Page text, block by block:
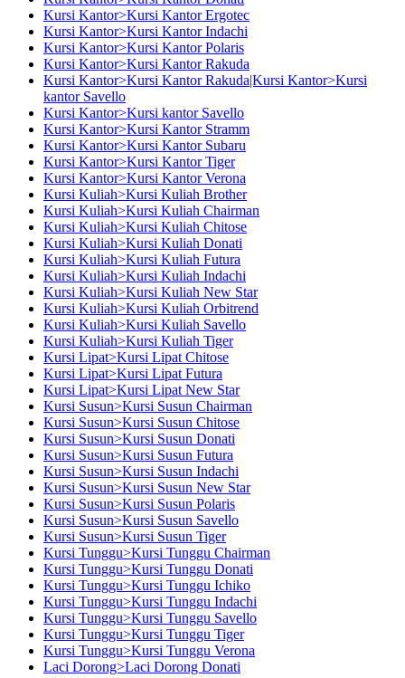
Kursi Kantor>Kursi Kantor Ergotec
Kursi Kantor>Kursi Kantor Indachi
Kursi Kantor>Kursi Kantor Polaris
Kursi Kantor>Kursi Kantor Rakuda
Kursi Kantor>Kursi Kantor Rakuda|Kursi Kantor>Kursi
kantor Savello
Kursi Kantor>Kursi kantor Savello
Kursi Kantor>Kursi Kantor Stramm
Kursi Kantor>Kursi Kantor Subaru
Kursi Kantor>Kursi Kantor Tiger
Kursi Kantor>Kursi Kantor Verona
Kursi Kuliah>Kursi Kuliah Brother
Kursi Kuliah>Kursi Kuliah Chairman
Kursi Kuliah>Kursi Kuliah Chitose
Kursi Kuliah>Kursi Kuliah Donati
Kursi Kuliah>Kursi Kuliah Futura
Kursi Kuliah>Kursi Kuliah Indachi
Kursi Kuliah>Kursi Kuliah New Star
Kursi Kuliah>Kursi Kuliah Orbitrend
Kursi Kuliah>Kursi Kuliah Savello
Kursi Kuliah>Kursi Kuliah Tiger
Kursi Lipat>Kursi Lipat Chitose
Kursi Lipat>Kursi Lipat Futura
Kursi Lipat>Kursi Lipat New Star
Kursi Susun>Kursi Susun Chairman
Kursi Susun>Kursi Susun Chitose
Kursi Susun>Kursi Susun Donati
Kursi Susun>Kursi Susun Futura
Kursi Susun>Kursi Susun Indachi
Kursi Susun>Kursi Susun New Star
Kursi Susun>Kursi Susun Polaris
Kursi Susun>Kursi Susun Savello
Kursi Susun>Kursi Susun Tiger
Kursi Tunggu>Kursi Tunggu Chairman
Kursi Tunggu>Kursi Tunggu Donati
Kursi Tunggu>Kursi Tunggu Ichiko
Kursi Tunggu>Kursi Tunggu Indachi
Kursi Tunggu>Kursi Tunggu Savello
Kursi Tunggu>Kursi Tunggu Tiger
Kursi Tunggu>Kursi Tunggu Verona
Laci Dorong>Laci Dorong Donati